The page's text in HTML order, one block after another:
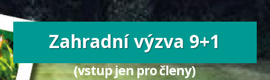
Zahradní výzva 9+1
(vstup jen pro členy)